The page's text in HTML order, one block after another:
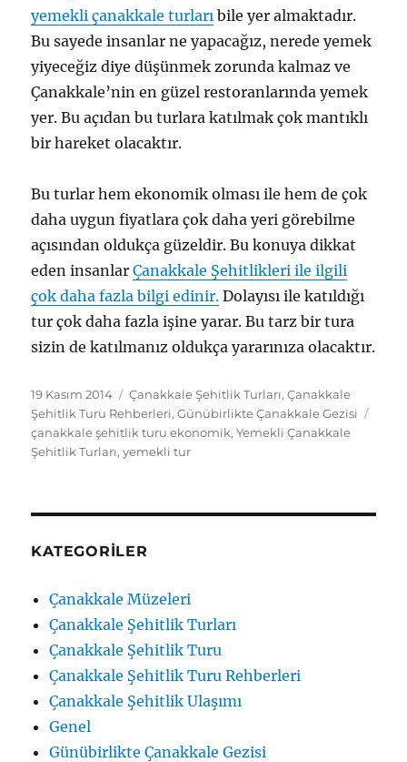
yemekli çanakkale turları bile yer almaktadır.
Bu sayede insanlar ne yapacağız, nerede yemek
yiyeceğiz diye düşünmek zorunda kalmaz ve
Çanakkale’nin en güzel restoranlarında yemek
yer. Bu açıdan bu turlara katılmak çok mantıklı
bir hareket olacaktır.
Bu turlar hem ekonomik olması ile hem de çok
daha uygun fiyatlara çok daha yeri görebilme
açısından oldukça güzeldir. Bu konuya dikkat
eden insanlarÇanakkale Şehitlikleri ile ilgili
çok daha fazla bilgi edinir. Dolayısı ile katıldığı
tur çok daha fazla işine yarar. Bu tarz bir tura
sizin de katılmanız oldukça yararınıza olacaktır.
Yayın
tarihi
19 Kasım 2014 Kategoriler
Çanakkale Şehitlik Turları,Çanakkale
Şehitlik Turu Rehberleri,Günübirlikte Çanakkale Gezisi
çanakkale şehitlik turu ekonomik,Yemekli Çanakkale
Şehitlik Turları,yemekli tur
KATEGORILER
Çanakkale Müzeleri
Çanakkale Şehitlik Turları
Çanakkale Şehitlik Turu
Çanakkale Şehitlik Turu Rehberleri
Çanakkale Şehitlik Ulaşımı
Genel
Günübirlikte Çanakkale Gezisi